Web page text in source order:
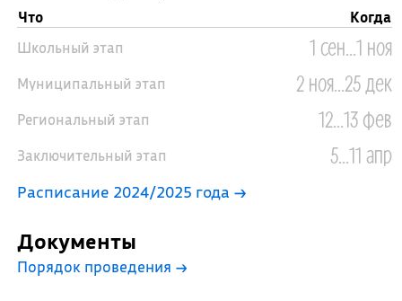
Что
Когда
Школьный этап
1 сен...1 ноя
Муниципальный этап 2 ноя...25 дек
Региональный этап 12...13 фев
Заключительный этап 5...11 апр
Расписание 2024/2025 года →
Документы
Порядок проведения →